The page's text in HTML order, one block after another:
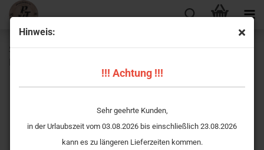
Hinweis:
!!! Achtung !!!
Sehr geehrte Kunden,
in der Urlaubszeit vom 03.08.2026 bis einschließlich 23.08.2026
kann es zu längeren Lieferzeiten kommen.
Schützenscheibe - Ehrenscheibe „Hirsch im Wald“ – mit